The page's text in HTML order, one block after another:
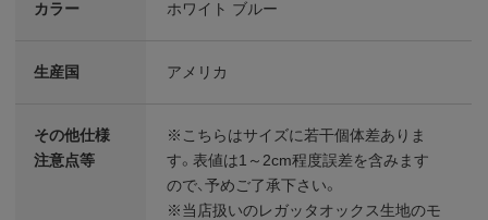
カラー ホワイト ブルー
生産国 アメリカ
その他仕様
注意点等
※こちらはサイズに若干個体差ありま
す。表値は1～2cm程度誤差を含みます
ので、予めご了承下さい。
※当店扱いのレガッタオックス生地のモ